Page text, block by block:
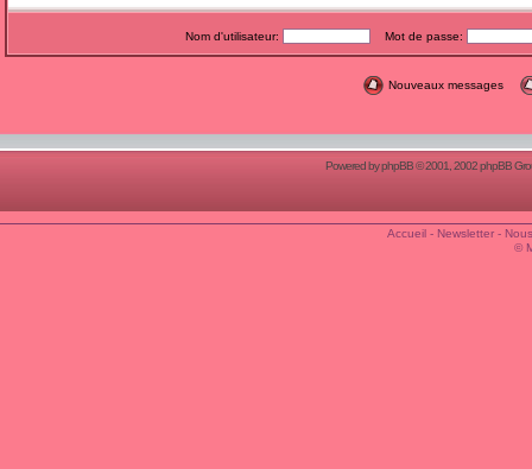
Nom d'utilisateur: Mot de passe:
Nouveaux messages
Powered byphpBB© 2001, 2002 phpBB
Accueil- Newsletter-
©